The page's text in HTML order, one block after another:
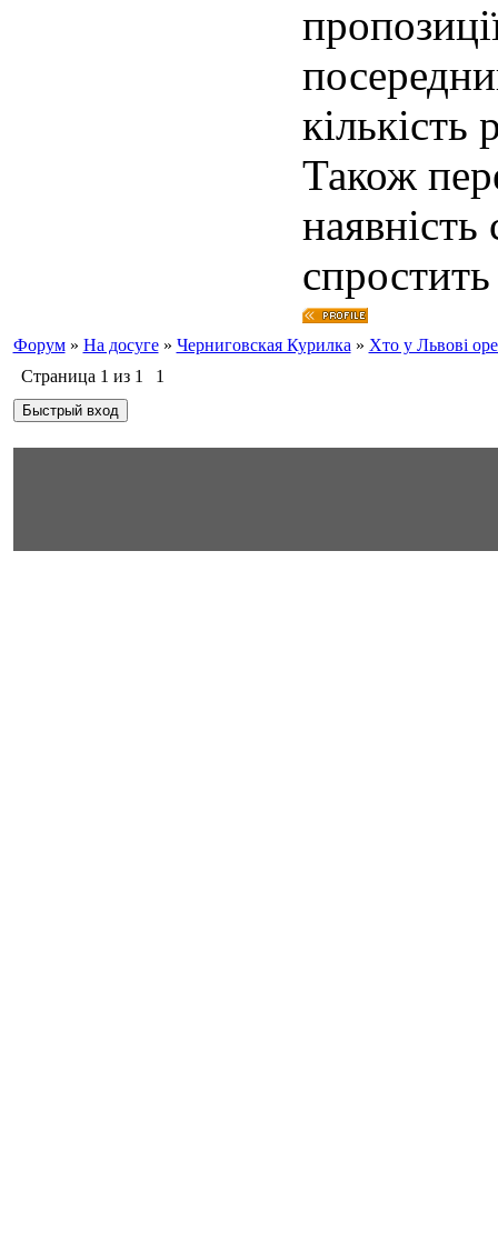
кількість
Також
спростить
Форум » На досуге » Черниговская Курилка » Хто у Львові
Страница 1 из 1 1